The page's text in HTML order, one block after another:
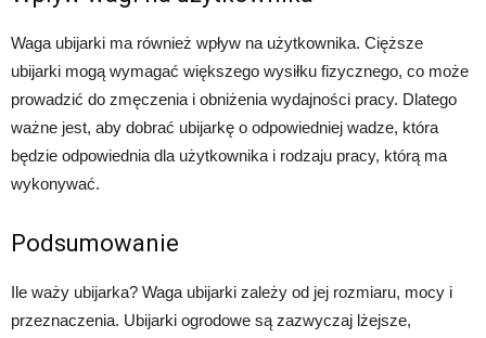
Waga ubijarki ma również wpływ na użytkownika. Cięższe
ubijarki mogą wymagać większego wysiłku fizycznego, co może
prowadzić do zmęczenia i obniżenia wydajności pracy. Dlatego
ważne jest, aby dobrać ubijarkę o odpowiedniej wadze, która
będzie odpowiednia dla użytkownika i rodzaju pracy, którą ma
wykonywać.
Podsumowanie
Ile waży ubijarka? Waga ubijarki zależy od jej rozmiaru, mocy i
przeznaczenia. Ubijarki ogrodowe są zazwyczaj lżejsze,